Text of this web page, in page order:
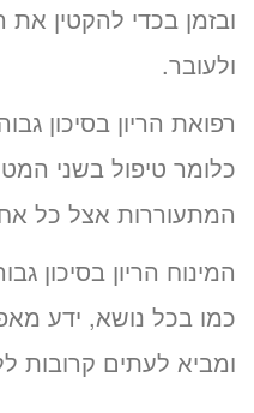
ובזמן בכדי להקטין
ולעובר.
רפואת הריון בסיכון
כלומר טיפול בשני
המתעוררות אצל כל
המינוח הריון בסיכון
כמו בכל נושא, ידע
ומביא לעתים קרובות